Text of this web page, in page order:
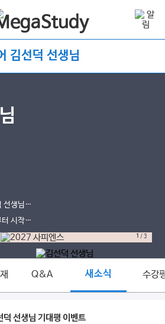
김선덕 선생님
선생님
시작해
1 /3
Q&A 새소식 수강
덕 선생님 기대평 이벤트